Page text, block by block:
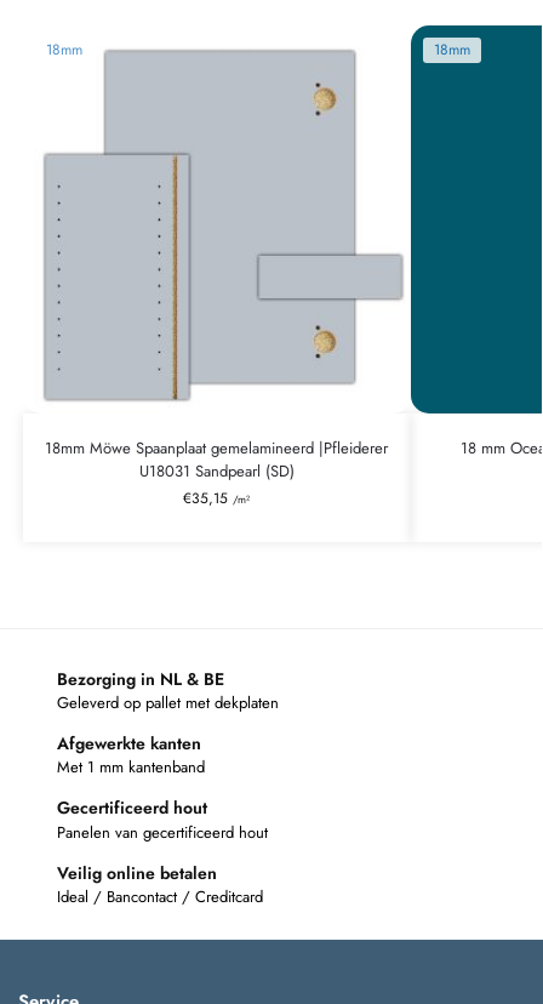
18mm
18mm Möwe Spaanplaat gemelamineerd |Pfleiderer
U18031 Sandpearl (SD)
€35,15 /m²
18mm
18 mm
Bezorging in NL & BE
Geleverd op pallet met dekplaten
Afgewerkte kanten
Met 1 mm kantenband
Gecertificeerd hout
Panelen van gecertificeerd hout
Veilig online betalen
Ideal / Bancontact / Creditcard